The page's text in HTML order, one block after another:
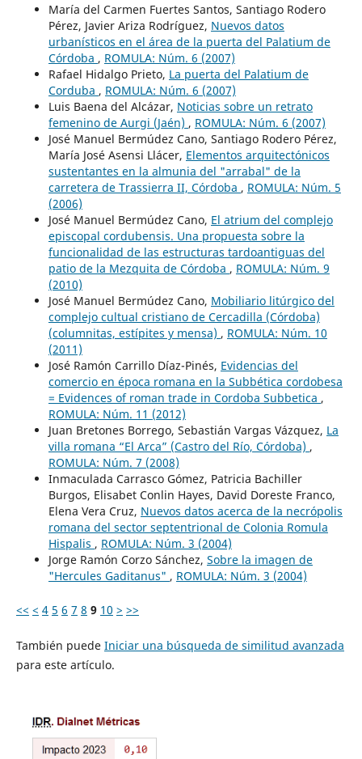
María del Carmen Fuertes Santos, Santiago Rodero
Pérez, Javier Ariza Rodríguez, Nuevos datos
urbanísticos en el área de la puerta del Palatium de
Córdoba , ROMULA: Núm. 6 (2007)
Rafael Hidalgo Prieto, La puerta del Palatium de
Corduba , ROMULA: Núm. 6 (2007)
Luis Baena del Alcázar, Noticias sobre un retrato
femenino de Aurgi (Jaén) , ROMULA: Núm. 6 (2007)
José Manuel Bermúdez Cano, Santiago Rodero Pérez,
María José Asensi Llácer, Elementos arquitectónicos
sustentantes en la almunia del "arrabal" de la
carretera de Trassierra II, Córdoba , ROMULA: Núm. 5
(2006)
José Manuel Bermúdez Cano, El atrium del complejo
episcopal cordubensis. Una propuesta sobre la
funcionalidad de las estructuras tardoantiguas del
patio de la Mezquita de Córdoba , ROMULA: Núm. 9
(2010)
José Manuel Bermúdez Cano, Mobiliario litúrgico del
complejo cultual cristiano de Cercadilla (Córdoba)
(columnitas, estípites y mensa) , ROMULA: Núm. 10
(2011)
José Ramón Carrillo Díaz-Pinés, Evidencias del
comercio en época romana en la Subbética cordobesa
= Evidences of roman trade in Cordoba Subbetica ,
ROMULA: Núm. 11 (2012)
Juan Bretones Borrego, Sebastián Vargas Vázquez, La
villa romana “El Arca” (Castro del Río, Córdoba) ,
ROMULA: Núm. 7 (2008)
Inmaculada Carrasco Gómez, Patricia Bachiller
Burgos, Elisabet Conlin Hayes, David Doreste Franco,
Elena Vera Cruz, Nuevos datos acerca de la necrópolis
romana del sector septentrional de Colonia Romula
Hispalis , ROMULA: Núm. 3 (2004)
Jorge Ramón Corzo Sánchez, Sobre la imagen de
"Hercules Gaditanus" , ROMULA: Núm. 3 (2004)
<< < 4 5 6 7 8 9 10 > >>
También puede Iniciar una búsqueda de similitud avanzada
para este artículo.